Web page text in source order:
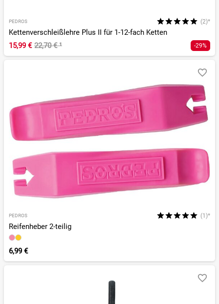
PEDROS (2)*
Kettenverschleißlehre Plus II für 1-12-fach Ketten
15,99 € 22,70 €¹ -29%
PEDROS (1)*
Reifenheber 2-teilig
6,99 €